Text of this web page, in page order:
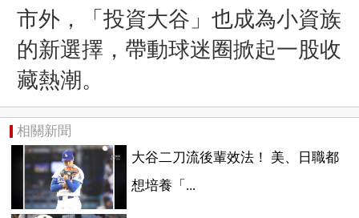
市外，「投資大谷」也成為小資族
的新選擇，帶動球迷圈掀起一股收
藏熱潮。
相關新聞
大谷二刀流後輩效法！ 美、日職都
想培養「...